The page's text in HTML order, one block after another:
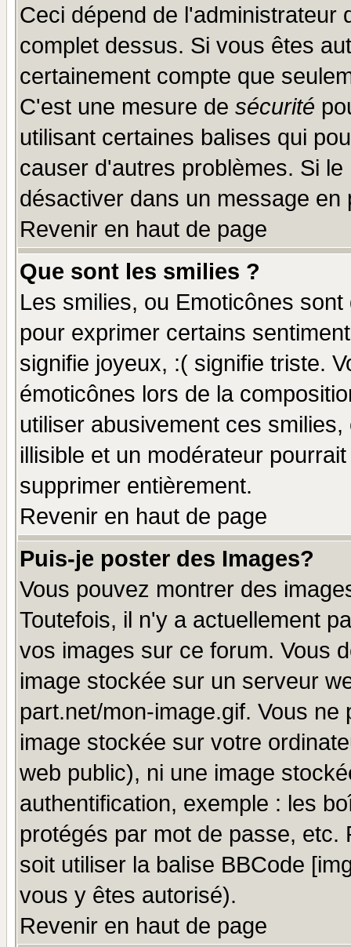
Ceci dépend de l'administrateur
complet dessus. Si vous êtes
certainement compte que
C'est une mesure de sécurité
utilisant certaines balises qui
causer d'autres problèmes. Si
désactiver dans un message
Revenir en haut de page
Que sont les smilies ?
Les smilies, ou Emoticônes
pour exprimer certains
signifie joyeux, :( signifie triste.
émoticônes lors de la
utiliser abusivement ces
illisible et un modérateur
supprimer entièrement.
Revenir en haut de page
Puis-je poster des Images?
Vous pouvez montrer des
Toutefois, il n'y a actuellement
vos images sur ce forum. Vous
image stockée sur un serveur
part.net/mon-image.gif. Vous
image stockée sur votre
web public), ni une image
authentification, exemple : les
protégés par mot de passe,
soit utiliser la balise BBCode
vous y êtes autorisé).
Revenir en haut de page